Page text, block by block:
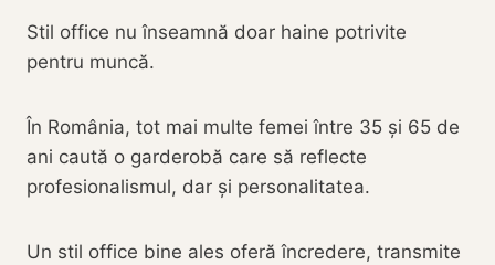
Stil office nu înseamnă doar haine potrivite
pentru muncă.
În România, tot mai multe femei între 35 și 65 de
ani caută o garderobă care să reflecte
profesionalismul, dar și personalitatea.
Un stil office bine ales oferă încredere, transmite